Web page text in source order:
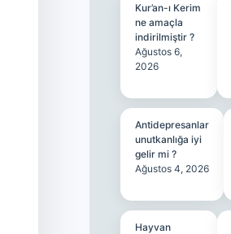
Kur’an-ı Kerim
ne amaçla
indirilmiştir ?
Ağustos 6,
2026
Antidepresanlar
unutkanlığa iyi
gelir mi ?
Ağustos 4, 2026
Hayvan